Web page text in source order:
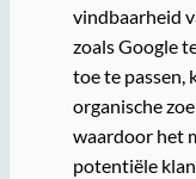
vindbaarheid
zoals Google
toe te passen,
organische
waardoor het
potentiële